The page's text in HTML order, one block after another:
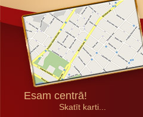
Esam centrā!
Skatīt karti...